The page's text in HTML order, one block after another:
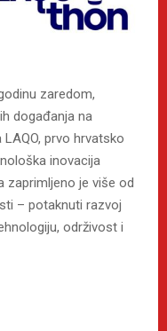
zaredom,
događanja na
prvo hrvatsko
inovacija
zaprimljeno je više od
– potaknuti razvoj
održivost i